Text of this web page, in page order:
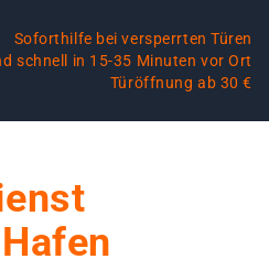
Soforthilfe bei versperrten Türen
schnell in 15-35 Minuten vor Ort
Türöffnung ab 30 €